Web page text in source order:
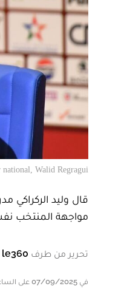
national, Walid Regragui
مواجهة المنتخب
تحرير من طرف le360 سبور
في 07/09/2025 على الساعة 16:03